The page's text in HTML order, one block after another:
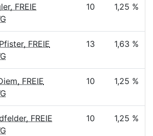
FREIE
10 1,25 %
FREIE
13 1,63 %
FREIE
10 1,25 %
FREIE
10 1,25 %